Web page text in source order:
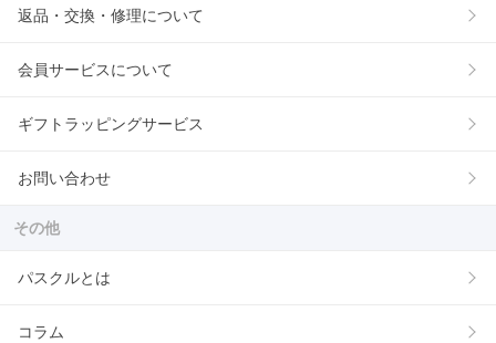
返品・交換・修理について
会員サービスについて
ギフトラッピングサービス
お問い合わせ
その他
パスクルとは
コラム